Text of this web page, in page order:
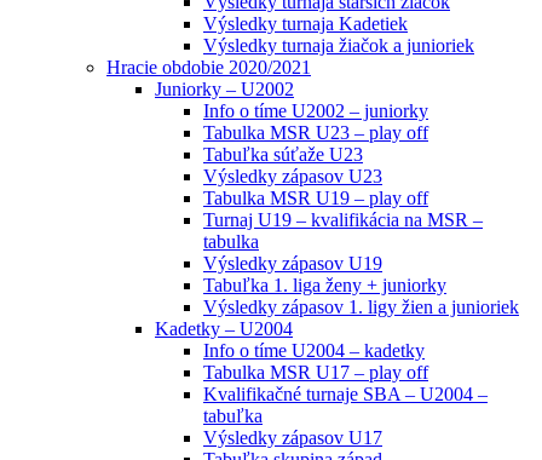
Výsledky turnaja Kadetiek
Výsledky turnaja žiačok a junioriek
Hracie obdobie 2020/2021
Juniorky – U2002
Info o tíme U2002 – juniorky
Tabulka MSR U23 – play off
Tabuľka súťaže U23
Výsledky zápasov U23
Tabulka MSR U19 – play off
Turnaj U19 – kvalifikácia na MSR –
tabulka
Výsledky zápasov U19
Tabuľka 1. liga ženy + juniorky
Výsledky zápasov 1. ligy žien a junioriek
Kadetky – U2004
Info o tíme U2004 – kadetky
Tabulka MSR U17 – play off
Kvalifikačné turnaje SBA – U2004 –
tabuľka
Výsledky zápasov U17